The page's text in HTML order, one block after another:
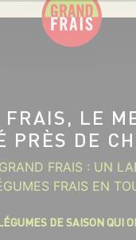
FRAIS, LE
PRÈS DE
FRAIS : UN
FRAIS EN
DE SAISON QUI